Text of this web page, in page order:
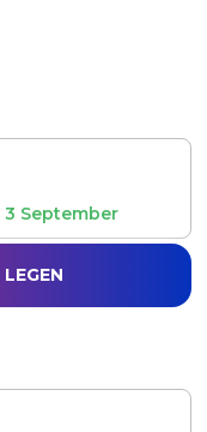
3 September